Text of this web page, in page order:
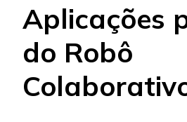
Aplicações
do Robô